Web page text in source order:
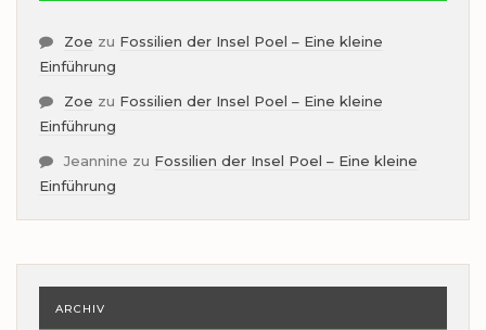
Zoe zu Fossilien der Insel Poel – Eine kleine
Einführung
Zoe zu Fossilien der Insel Poel – Eine kleine
Einführung
Jeannine zu Fossilien der Insel Poel – Eine kleine
Einführung
ARCHIV